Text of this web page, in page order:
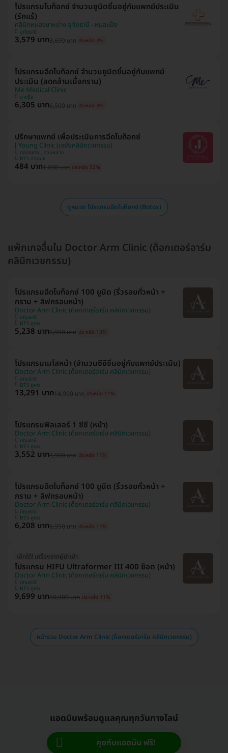
โปรแกรมโบท็อกซ์ จำนวนยูนิตขึ้นอยู่กับแพทย์ประเมิน
(รักแร้)
คลินิกหนองขาหย่าง อุทัยธานี - หมอแป้ง
อุทัยธานี
3,579 บาท3,690 บาท ประหยัด 3%
โปรแกรมฉีดโบท็อกซ์ จำนวนยูนิตขึ้นอยู่กับแพทย์
ประเมิน (ลดกล้ามเนื้อกราม)
Me Medical Clinic
บางซื่อ
6,305 บาท6,500 บาท ประหยัด 3%
ปรึกษาแพทย์ เพื่อประเมินการฉีดโบท็อกซ์
J Young Clinic (เจยังคลินิกเวชกรรม)
คลองเตย , สวนหลวง
BTS อ่อนนุช
484 บาท1,000 บาท ประหยัด 52%
ดูหมวด โปรแกรมฉีดโบท็อกซ์ (Botox)
แพ็กเกจอื่นใน Doctor Arm Clinic (ด็อกเตอร์อาร์ม
คลินิกเวชกรรม)
โปรแกรมฉีดโบท็อกซ์ 100 ยูนิต (ริ้วรอยทั่วหน้า +
กราม + ลิฟกรอบหน้า)
Doctor Arm Clinic (ด็อกเตอร์อาร์ม คลินิกเวชกรรม)
ปทุมธานี
BTS คูคต
5,238 บาท5,990 บาท ประหยัด 13%
โปรแกรมเมโสหน้า (จำนวนซีซีขึ้นอยู่กับแพทย์ประเมิน)
Doctor Arm Clinic (ด็อกเตอร์อาร์ม คลินิกเวชกรรม)
ปทุมธานี
BTS คูคต
13,291 บาท14,990 บาท ประหยัด 11%
โปรแกรมฟิลเลอร์ 1 ซีซี (หน้า)
Doctor Arm Clinic (ด็อกเตอร์อาร์ม คลินิกเวชกรรม)
ปทุมธานี
BTS คูคต
3,552 บาท3,990 บาท ประหยัด 11%
โปรแกรมฉีดโบท็อกซ์ 100 ยูนิต (ริ้วรอยทั่วหน้า +
กราม + ลิฟกรอบหน้า)
Doctor Arm Clinic (ด็อกเตอร์อาร์ม คลินิกเวชกรรม)
ปทุมธานี
BTS คูคต
6,208 บาท6,990 บาท ประหยัด 11%
เช็กได้! เครื่องจากผู้นำเข้า
โปรแกรม HIFU Ultraformer III 400 ช็อต (หน้า)
Doctor Arm Clinic (ด็อกเตอร์อาร์ม คลินิกเวชกรรม)
ปทุมธานี
BTS คูคต
9,699 บาท10,900 บาท ประหยัด 11%
หน้ารวม Doctor Arm Clinic (ด็อกเตอร์อาร์ม คลินิกเวชกรรม)
แอดมินพร้อมดูแลคุณทุกวันทางไลน์
คุยกับแอดมิน ฟรี!